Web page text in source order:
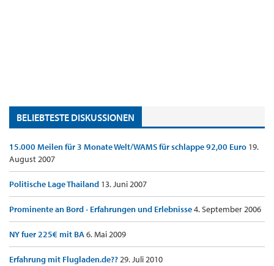
BELIEBTESTE DISKUSSIONEN
15.000 Meilen für 3 Monate Welt/WAMS für schlappe 92,00 Euro 19.
August 2007
Politische Lage Thailand 13. Juni 2007
Prominente an Bord - Erfahrungen und Erlebnisse4. September 2006
NY fuer 225€ mit BA6. Mai 2009
Erfahrung mit Flugladen.de??29. Juli 2010